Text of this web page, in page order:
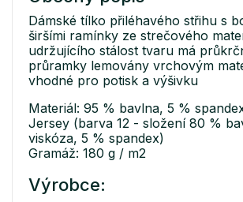
Dámské tílko přiléhavého střihu s
širšími ramínky ze strečového
udržujícího stálost tvaru má
průramky lemovány vrchovým
vhodné pro potisk a výšivku
Materiál: 95 % bavlna, 5 %
Jersey (barva 12 - složení 80 %
viskóza, 5 % spandex)
Gramáž: 180 g / m2
Výrobce: